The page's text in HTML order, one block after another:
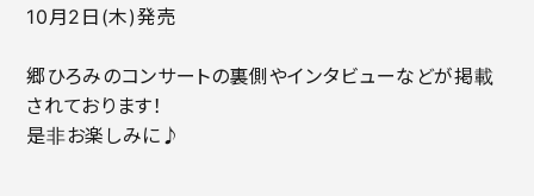
Hiromi
プレゼント マニュアル
メール
10月2日(木)発売
郷ひろみのコンサートの裏側やインタビューなどが掲載
されております！
是非お楽しみに♪